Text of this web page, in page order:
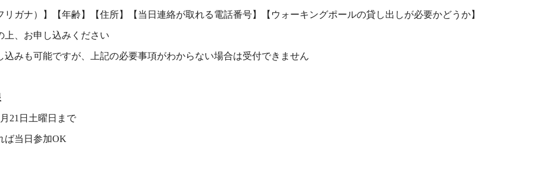
リガナ）】【年齢】【住所】【当日連絡が取れる電話番号】【ウォーキングポールの貸し出しが必要かどうか】
上、お申し込みください
みも可能ですが、上記の必要事項がわからない場合は受付できません
21日土曜日まで
ば当日参加OK